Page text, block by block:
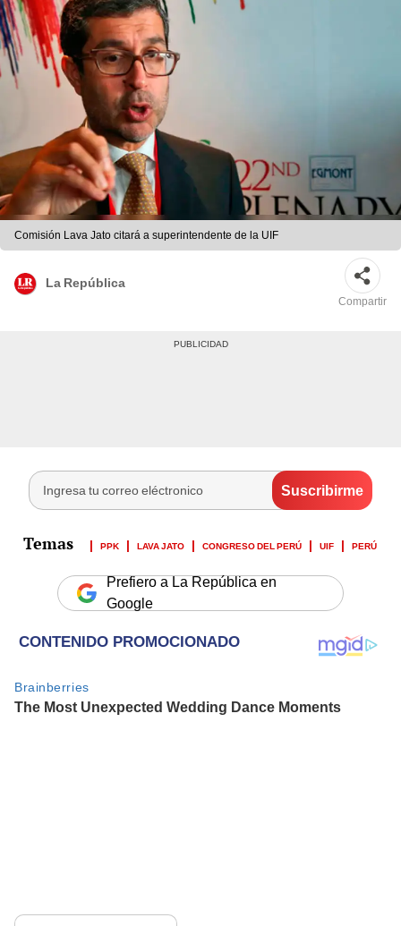
Comisión Lava Jato citará a superintendente de la UIF
La República
Compartir
PPK LAVA JATO CONGRESO DEL PERÚ UIF PERÚ
Prefiero a La República en
Google